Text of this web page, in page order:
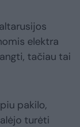
elektra
tačiau tai
pakilo,
turėti